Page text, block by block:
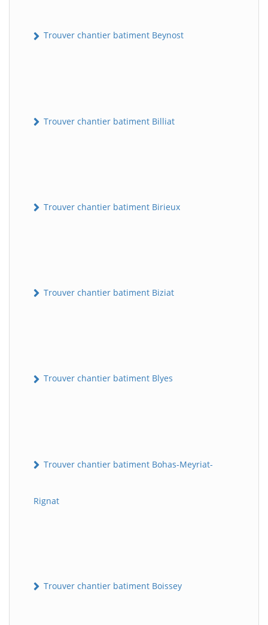
Trouver chantier batiment Beynost
Trouver chantier batiment Billiat
Trouver chantier batiment Birieux
Trouver chantier batiment Biziat
Trouver chantier batiment Blyes
Trouver chantier batiment Bohas-Meyriat-
Rignat
Trouver chantier batiment Boissey